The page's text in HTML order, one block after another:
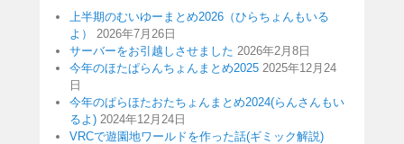
上半期のむいゆーまとめ2026（ひらちょんもいる
よ）
2026年7月26日
サーバーをお引越しさせました 2026年2月8日
今年のほたぱらんちょんまとめ2025 2025年12月24
日
今年のぱらほたおたちょんまとめ2024(らんさんもい
るよ) 2024年12月24日
VRCで遊園地ワールドを作った話(ギミック解説)